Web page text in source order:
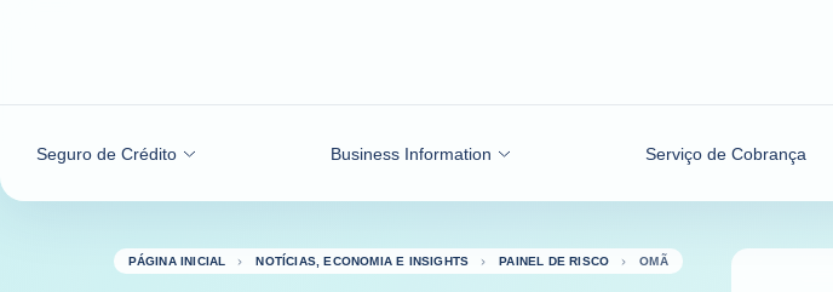
Seguro de Crédito Business Information Serviço de Cobrança
PÁGINA INICIAL NOTÍCIAS, ECONOMIA E INSIGHTS PAINEL DE RISCO OMÃ